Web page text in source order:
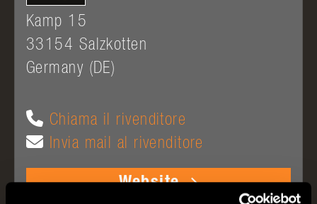
Kamp 15
33154 Salzkotten
Germany (DE)
Chiama il rivenditore
Invia mail al rivenditore
Website